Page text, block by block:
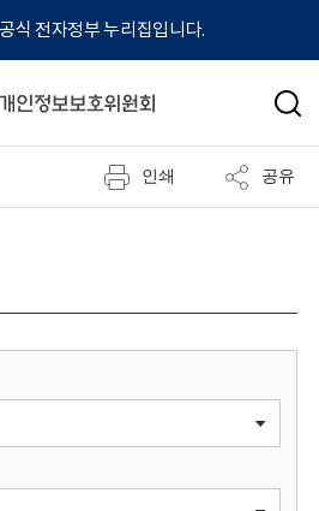
식 전자정부 누리집입니다.
검
인쇄 공유